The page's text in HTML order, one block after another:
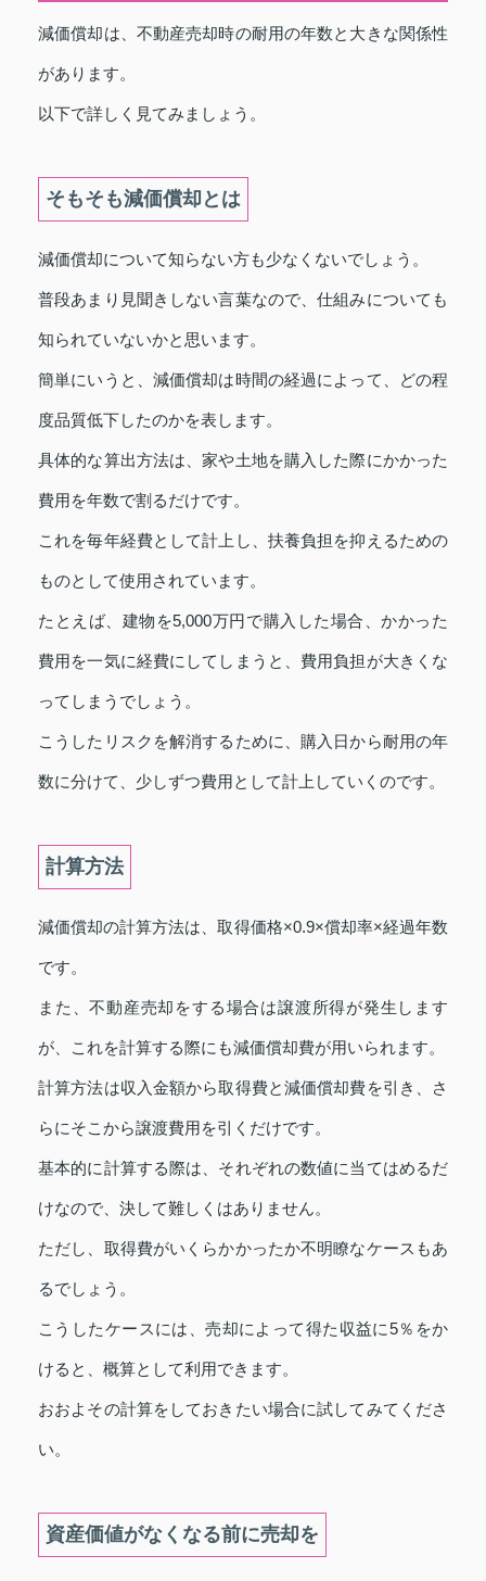
減価償却は、不動産売却時の耐用の年数と大きな関係性
があります。
以下で詳しく見てみましょう。
そもそも減価償却とは
減価償却について知らない方も少なくないでしょう。
普段あまり見聞きしない言葉なので、仕組みについても
知られていないかと思います。
簡単にいうと、減価償却は時間の経過によって、どの程
度品質低下したのかを表します。
具体的な算出方法は、家や土地を購入した際にかかった
費用を年数で割るだけです。
これを毎年経費として計上し、扶養負担を抑えるための
ものとして使用されています。
たとえば、建物を5,000万円で購入した場合、かかった
費用を一気に経費にしてしまうと、費用負担が大きくな
ってしまうでしょう。
こうしたリスクを解消するために、購入日から耐用の年
数に分けて、少しずつ費用として計上していくのです。
計算方法
減価償却の計算方法は、取得価格×0.9×償却率×経過年数
です。
また、不動産売却をする場合は譲渡所得が発生します
が、これを計算する際にも減価償却費が用いられます。
計算方法は収入金額から取得費と減価償却費を引き、さ
らにそこから譲渡費用を引くだけです。
基本的に計算する際は、それぞれの数値に当てはめるだ
けなので、決して難しくはありません。
ただし、取得費がいくらかかったか不明瞭なケースもあ
るでしょう。
こうしたケースには、売却によって得た収益に5％をか
けると、概算として利用できます。
おおよその計算をしておきたい場合に試してみてくださ
い。
資産価値がなくなる前に売却を